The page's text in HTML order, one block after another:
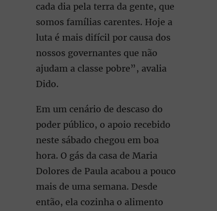
cada dia pela terra da gente, que
somos famílias carentes. Hoje a
luta é mais difícil por causa dos
nossos governantes que não
ajudam a classe pobre”, avalia
Dido.
Em um cenário de descaso do
poder público, o apoio recebido
neste sábado chegou em boa
hora. O gás da casa de Maria
Dolores de Paula acabou a pouco
mais de uma semana. Desde
então, ela cozinha o alimento